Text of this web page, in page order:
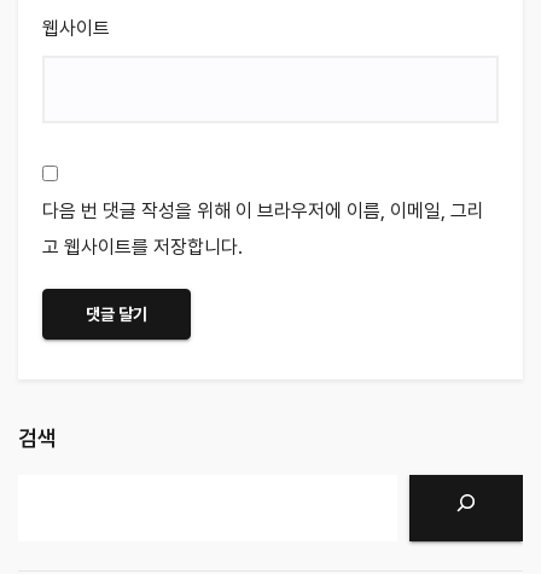
웹사이트
다음 번 댓글 작성을 위해 이 브라우저에 이름, 이메일, 그리
고 웹사이트를 저장합니다.
검색